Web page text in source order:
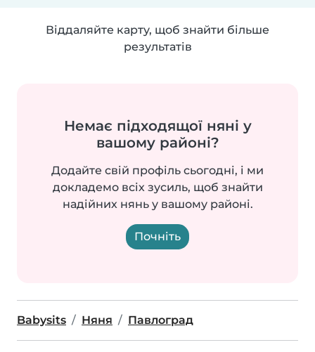
Віддаляйте карту, щоб знайти більше
результатів
Немає підходящої няні у
вашому районі?
Додайте свій профіль сьогодні, і ми
докладемо всіх зусиль, щоб знайти
надійних нянь у вашому районі.
Почніть
Babysits Няня Павлоград